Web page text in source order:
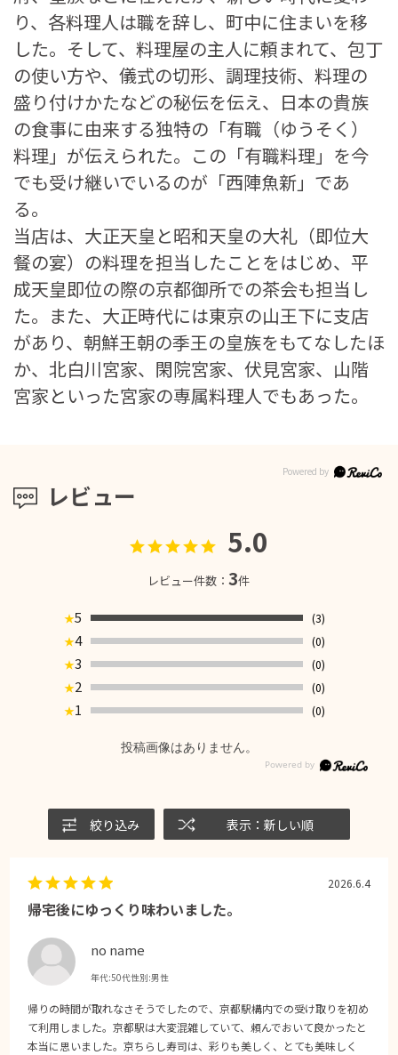
り、各料理人は職を辞し、町中に住まいを移
した。そして、料理屋の主人に頼まれて、包丁
の使い方や、儀式の切形、調理技術、料理の
盛り付けかたなどの秘伝を伝え、日本の貴族
の食事に由来する独特の「有職（ゆうそく）
料理」が伝えられた。この「有職料理」を今
でも受け継いでいるのが「西陣魚新」であ
る。
当店は、大正天皇と昭和天皇の大礼（即位大
餐の宴）の料理を担当したことをはじめ、平
成天皇即位の際の京都御所での茶会も担当し
た。また、大正時代には東京の山王下に支店
があり、朝鮮王朝の季王の皇族をもてなしたほ
か、北白川宮家、閑院宮家、伏見宮家、山階
宮家といった宮家の専属料理人でもあった。
レビュー
5.0
レビュー件数：3件
★5
(3)
★4
(0)
★3
(0)
★2
(0)
★1 (0)
投稿画像はありません。
絞り込み 表示：新しい順
帰宅後にゆっくり味わいました。
no name
年代:50代性別:男性
2026.6.4
帰りの時間が取れなさそうでしたので、京都駅構内での受け取りを初め
て利用しました。京都駅は大変混雑していて、頼んでおいて良かったと
本当に思いました。京ちらし寿司は、彩りも美しく、とても美味しく